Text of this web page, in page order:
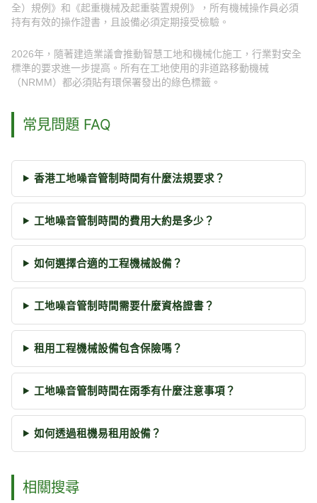
全）規例》和《起重機械及起重裝置規例》，所有機械操作員必須
持有有效的操作證書，且設備必須定期接受檢驗。
2026年，隨著建造業議會推動智慧工地和機械化施工，行業對安全
標準的要求進一步提高。所有在工地使用的非道路移動機械
（NRMM）都必須貼有環保署發出的綠色標籤。
常見問題 FAQ
香港工地噪音管制時間有什麼法規要求？
工地噪音管制時間的費用大約是多少？
如何選擇合適的工程機械設備？
工地噪音管制時間需要什麼資格證書？
租用工程機械設備包含保險嗎？
工地噪音管制時間在雨季有什麼注意事項？
如何透過租機易租用設備？
相關搜尋